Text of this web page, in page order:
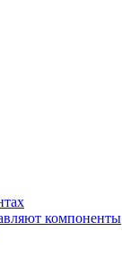
компоненты